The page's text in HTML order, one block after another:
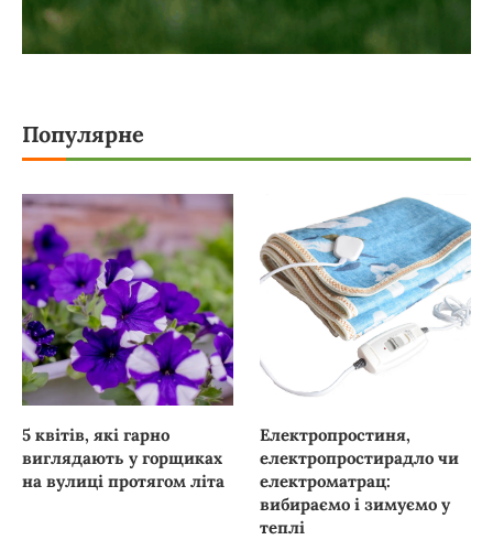
Популярне
5 квітів, які гарно
виглядають у горщиках
на вулиці протягом літа
Електропростиня,
електропростирадло чи
електроматрац:
вибираємо і зимуємо у
теплі